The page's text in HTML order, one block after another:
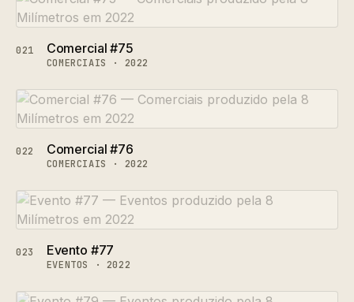
021 Comercial #75
COMERCIAIS · 2022
022 Comercial #76
COMERCIAIS · 2022
023 Evento #77
EVENTOS · 2022